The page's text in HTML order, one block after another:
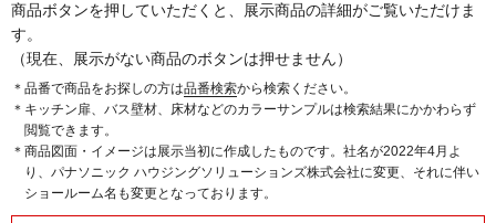
商品ボタンを押していただくと、展示商品の詳細がご覧いただけま
す。
（現在、展示がない商品のボタンは押せません）
＊品番で商品をお探しの方は品番検索から検索ください。
＊キッチン扉、バス壁材、床材などのカラーサンプルは検索結果にかかわらず
閲覧できます。
＊商品図面・イメージは展示当初に作成したものです。社名が2022年4月よ
り、パナソニック ハウジングソリューションズ株式会社に変更、それに伴い
ショールーム名も変更となっております。